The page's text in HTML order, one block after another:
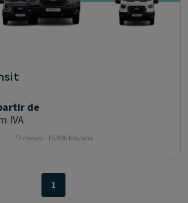
de
IVA
72 meses - 15.000 km/ano
1